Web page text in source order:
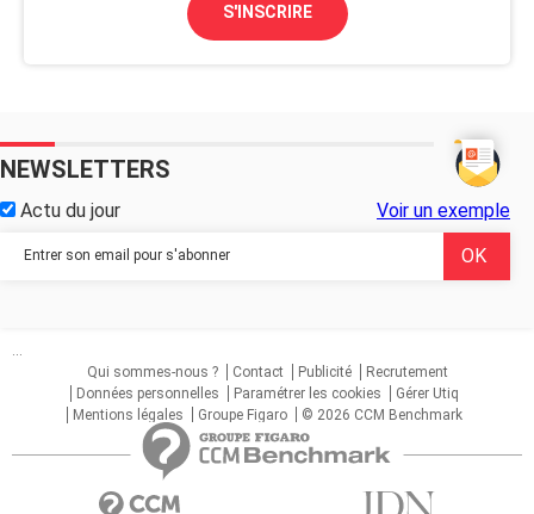
S'INSCRIRE
NEWSLETTERS
Actu du jour Voir un exemple
...
Qui sommes-nous ?
Contact Publicité
Recrutement
Données personnelles
Paramétrer les cookies
Gérer Utiq
Mentions légales
Groupe Figaro © 2026 CCM Benchmark